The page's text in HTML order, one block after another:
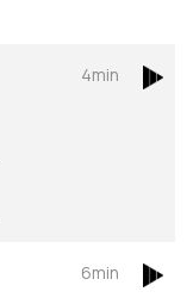
4min
6min